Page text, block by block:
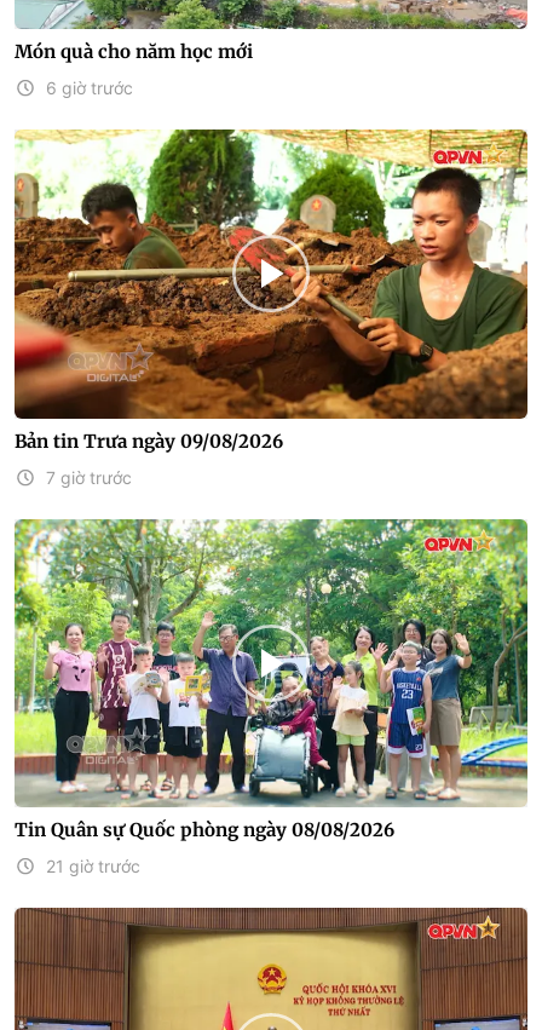
Món quà cho năm học mới
6 giờ trước
Bản tin Trưa ngày 09/08/2026
7 giờ trước
Tin Quân sự Quốc phòng ngày 08/08/2026
21 giờ trước